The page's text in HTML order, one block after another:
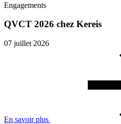
Engagements
QVCT 2026 chez Kereis
07 juillet 2026
En savoir plus